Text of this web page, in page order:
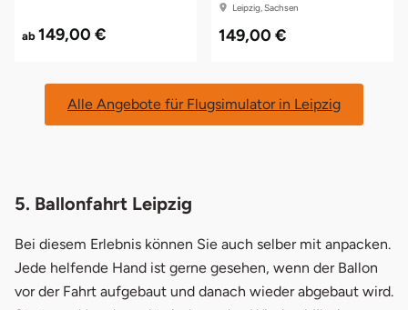
ab 149,00 €
Leipzig, Sachsen
149,00 €
Alle Angebote für Flugsimulator in Leipzig
5. Ballonfahrt Leipzig
Bei diesem Erlebnis können Sie auch selber mit anpacken.
Jede helfende Hand ist gerne gesehen, wenn der Ballon
vor der Fahrt aufgebaut und danach wieder abgebaut wird.